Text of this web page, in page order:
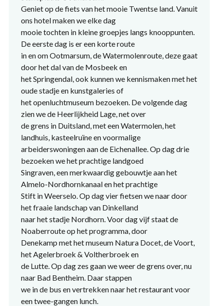
Geniet op de fiets van het mooie Twentse land. Vanuit
ons hotel maken we elke dag
mooie tochten in kleine groepjes langs knooppunten.
De eerste dag is er een korte route
in en om Ootmarsum, de Watermolenroute, deze gaat
door het dal van de Mosbeek en
het Springendal, ook kunnen we kennismaken met het
oude stadje en kunstgaleries of
het openluchtmuseum bezoeken. De volgende dag
zien we de Heerlijkheid Lage, net over
de grens in Duitsland, met een Watermolen, het
landhuis, kasteelruïne en voormalige
arbeiderswoningen aan de Eichenallee. Op dag drie
bezoeken we het prachtige landgoed
Singraven, een merkwaardig gebouwtje aan het
Almelo-Nordhornkanaal en het prachtige
Stift in Weerselo. Op dag vier fietsen we naar door
het fraaie landschap van Dinkelland
naar het stadje Nordhorn. Voor dag vijf staat de
Noaberroute op het programma, door
Denekamp met het museum Natura Docet, de Voort,
het Agelerbroek & Voltherbroek en
de Lutte. Op dag zes gaan we weer de grens over, nu
naar Bad Bentheim. Daar stappen
we in de bus en vertrekken naar het restaurant voor
een twee-gangen lunch.